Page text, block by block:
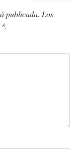
publicada. Los
*.